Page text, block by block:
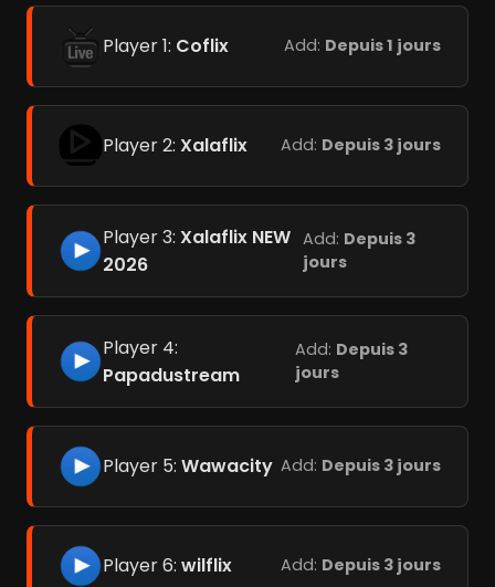
Player 1: Coflix Add: Depuis 1 jours
Player 2: Xalaflix Add: Depuis 3 jours
Player 3: Xalaflix NEW
2026
Add: Depuis 3
jours
Player 4:
Papadustream
Add: Depuis 3
jours
Player 5: Wawacity Add: Depuis 3 jours
Player 6: wilflix Add: Depuis 3 jours